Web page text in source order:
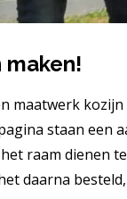
maken!
maatwerk
staan een
raam dienen
daarna